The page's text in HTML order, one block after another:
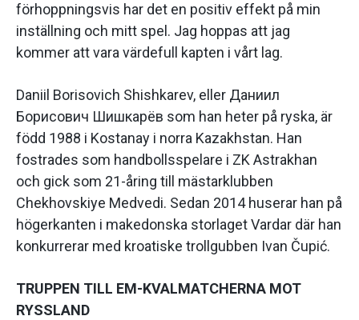
förhoppningsvis har det en positiv effekt på min
inställning och mitt spel. Jag hoppas att jag
kommer att vara värdefull kapten i vårt lag.
Daniil Borisovich Shishkarev, eller Даниил
Борисович Шишкарёв som han heter på ryska, är
född 1988 i Kostanay i norra Kazakhstan. Han
fostrades som handbollsspelare i ZK Astrakhan
och gick som 21-åring till mästarklubben
Chekhovskiye Medvedi. Sedan 2014 huserar han på
högerkanten i makedonska storlaget Vardar där han
konkurrerar med kroatiske trollgubben Ivan Čupić.
TRUPPEN TILL EM-KVALMATCHERNA MOT
RYSSLAND